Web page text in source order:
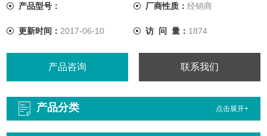
产品型号： 厂商性质： 经销商
更新时间： 2017-06-10 访 问 量： 1874
产品咨询 联系我们
产品分类 点击展开+